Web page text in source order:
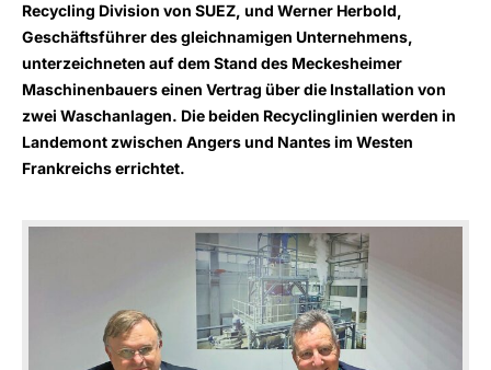
Recycling Division von SUEZ, und Werner Herbold,
Geschäftsführer des gleichnamigen Unternehmens,
unterzeichneten auf dem Stand des Meckesheimer
Maschinenbauers einen Vertrag über die Installation von
zwei Waschanlagen. Die beiden Recyclinglinien werden in
Landemont zwischen Angers und Nantes im Westen
Frankreichs errichtet.